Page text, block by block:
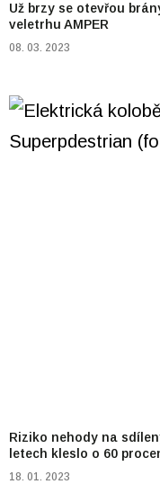
Už brzy se otevřou
veletrhu AMPER
08. 03. 2023
Riziko nehody na
letech kleslo o 60
18. 01. 2023